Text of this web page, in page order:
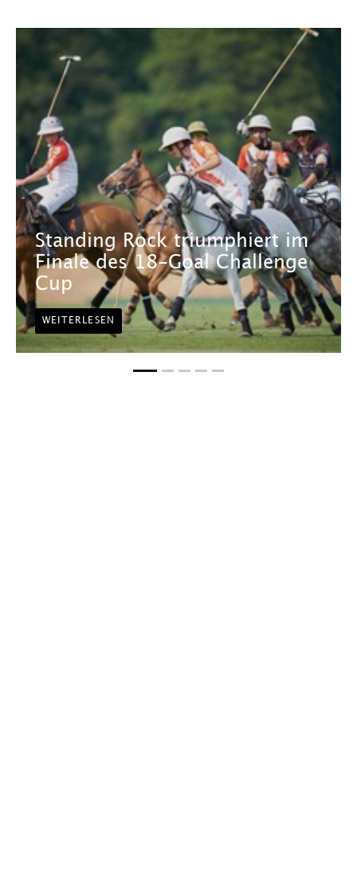
Standing Rock triumphiert im
Finale des 18-Goal Challenge
Cup
WEITERLESEN